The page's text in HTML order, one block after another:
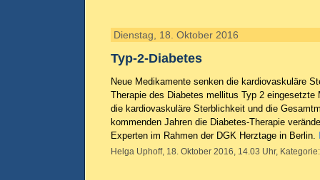
Dienstag, 18. Oktober 2016
Typ-2-Diabetes
Neue Medikamente senken die kardiovaskuläre
Therapie des Diabetes mellitus Typ 2 eingesetzte
die kardiovaskuläre Sterblichkeit und die
kommenden Jahren die Diabetes-Therapie
Experten im Rahmen der DGK Herztage in Berlin.
Helga Uphoff, 18. Oktober 2016, 14.03 Uhr,